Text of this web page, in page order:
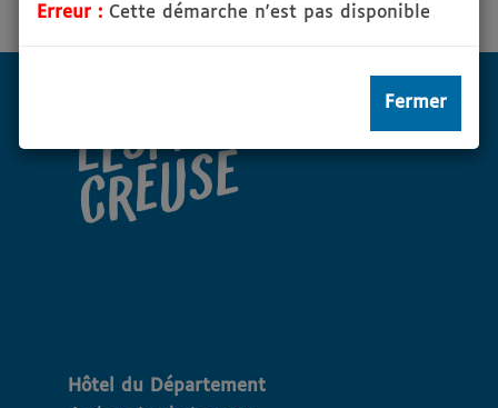
Hôtel du Département
Erreur : Cette démarche n'est pas disponible
Fermer